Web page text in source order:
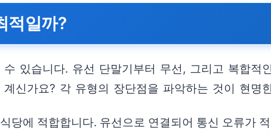
적일까?
있습니다. 유선 단말기부터 무선, 그리고 복합적
신가요? 각 유형의 장단점을 파악하는 것이 현명
당에 적합합니다. 유선으로 연결되어 통신 오류가